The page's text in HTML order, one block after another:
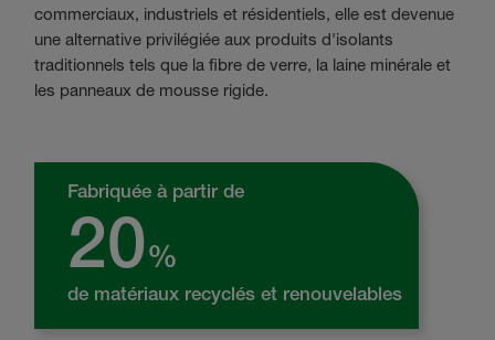
commerciaux, industriels et résidentiels, elle est devenue
une alternative privilégiée aux produits d'isolants
traditionnels tels que la fibre de verre, la laine minérale et
les panneaux de mousse rigide.
Fabriquée à partir de
20%
de matériaux recyclés et renouvelables